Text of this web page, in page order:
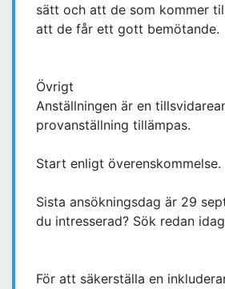
sätt och att de som kommer
att de får ett gott bemötande.
Övrigt
Anställningen är en
provanställning tillämpas.
Start enligt överenskommelse.
Sista ansökningsdag är 29
du intresserad? Sök redan
För att säkerställa en